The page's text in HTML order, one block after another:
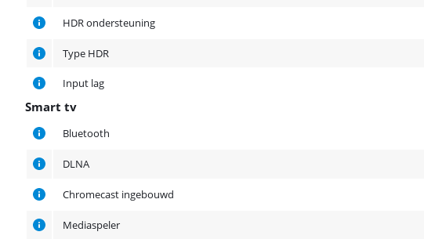
HDR ondersteuning
Type HDR
Input lag
Smart tv
Smart tv
Bluetooth
DLNA
Chromecast ingebouwd
Mediaspeler